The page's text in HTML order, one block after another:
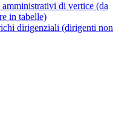
di vertice (da
in tabelle)
dirigenziali (dirigenti non